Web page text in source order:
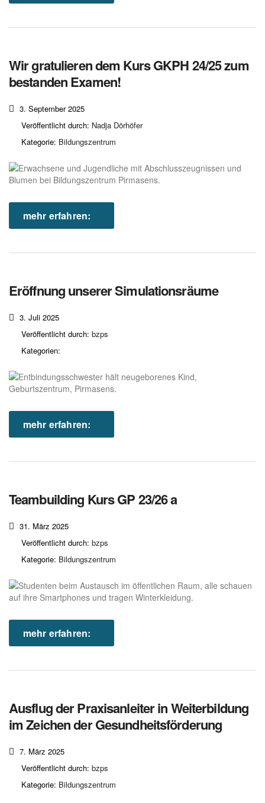
Wir gratulieren dem Kurs GKPH 24/25 zum
bestanden Examen!
3. September 2025
Veröffentlicht durch: Nadja Dörhöfer
Kategorie: Bildungszentrum
mehr erfahren:
Eröffnung unserer Simulationsräume
3. Juli 2025
Veröffentlicht durch: bzps
Kategorien:
mehr erfahren:
Teambuilding Kurs GP 23/26 a
31. März 2025
Veröffentlicht durch: bzps
Kategorie: Bildungszentrum
mehr erfahren:
Ausflug der Praxisanleiter in Weiterbildung
im Zeichen der Gesundheitsförderung
7. März 2025
Veröffentlicht durch: bzps
Kategorie: Bildungszentrum